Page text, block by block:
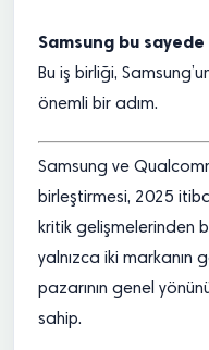
Samsung bu sayede
Bu iş birliği,
önemli bir adım.
Samsung ve
birleştirmesi, 2025
kritik gelişmelerinden
yalnızca iki markanın
pazarının genel
sahip.